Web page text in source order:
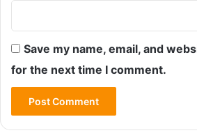
Save my name, email, and
for the next time I comment.